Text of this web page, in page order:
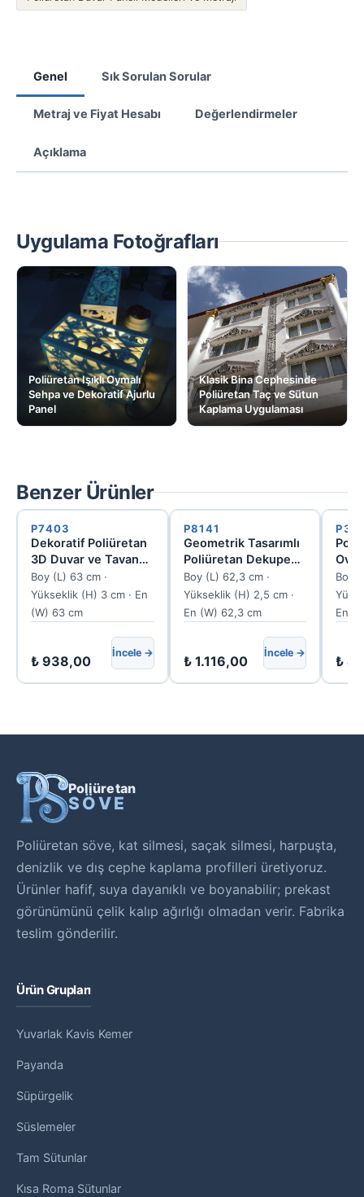
Genel Sık Sorulan Sorular
Metraj ve Fiyat Hesabı Değerlendirmeler
Açıklama
Uygulama Fotoğrafları
Poliüretan Işıklı Oymalı
Sehpa ve Dekoratif Ajurlu
Panel
Klasik Bina Cephesinde
Poliüretan Taç ve Sütun
Kaplama Uygulaması
Benzer Ürünler
P7403
Dekoratif Poliüretan
3D Duvar ve Tavan
Paneli P7403
Boy (L) 63 cm ·
Yükseklik (H) 3 cm · En
(W) 63 cm
₺ 938,00 İncele →
P8141
Geometrik Tasarımlı
Poliüretan Dekupe
Panel
Boy (L) 62,3 cm ·
Yükseklik (H) 2,5 cm ·
En (W) 62,3 cm
₺1.116,00 İncele →
Boy
En
₺
Poliüretan
SÖVE
Poliüretan söve, kat silmesi, saçak silmesi, harpuşta,
denizlik ve dış cephe kaplama profilleri üretiyoruz.
Ürünler hafif, suya dayanıklı ve boyanabilir; prekast
görünümünü çelik kalıp ağırlığı olmadan verir. Fabrika
teslim gönderilir.
Ürün Grupları
Yuvarlak Kavis Kemer
Payanda
Süpürgelik
Süslemeler
Tam Sütunlar
Kısa Roma Sütunlar